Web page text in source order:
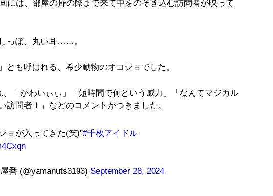
には、部屋の扉の際まで来て中をのぞき込む訪問者が映って
っぽ、丸い耳……。
とも呼ばれる、希少動物のオコジョでした。
、「かわいぃぃ」「短時間で何という威力」「なんてマジカル
訪問者！」などのコメントがつきました。
ョが入ってきた(笑)"#千枚アイドル
番 (@yamanuts3193) September 28, 2024